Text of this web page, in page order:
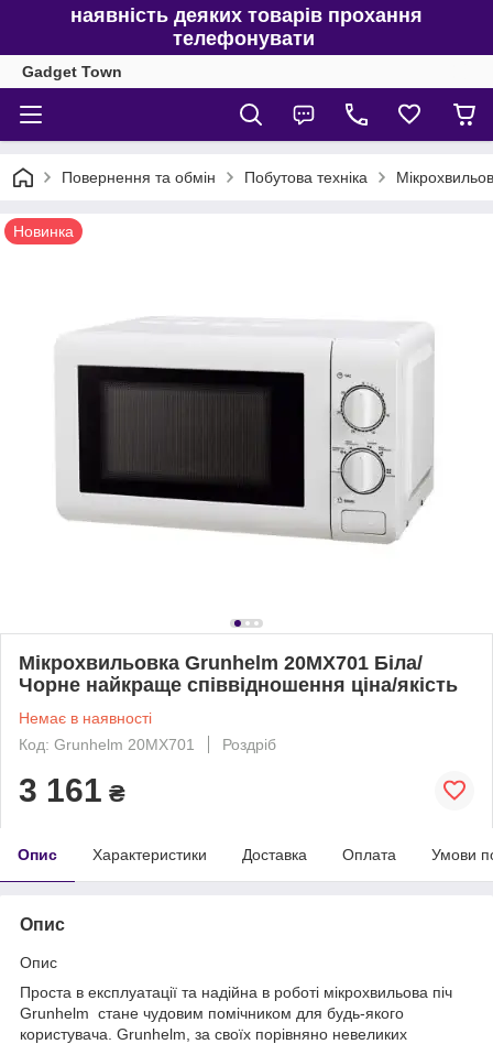
наявність деяких товарів прохання
телефонувати
Gadget Town
Повернення та обмін Побутова техніка
Новинка
Мікрохвильовка Grunhelm 20MX701 Біла/
Чорне найкраще співвідношення ціна/якість
Немає в наявності
Код: Grunhelm 20MX701
Роздріб
3 161 ₴
Опис Характеристики Доставка Оплата Умови
Опис
Опис
Проста в експлуатації та надійна в роботі мікрохвильова піч
Grunhelm стане чудовим помічником для будь-якого
користувача. Grunhelm, за своїх порівняно невеликих